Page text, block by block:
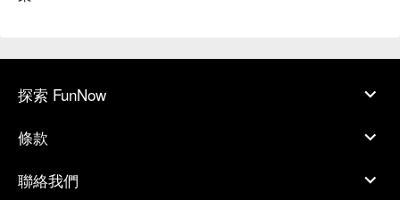
探索 FunNow
條款
聯絡我們